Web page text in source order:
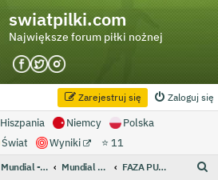
swiatpilki.com
Największe forum piłki nożnej
Zaloguj się
Zarejestruj się
Hiszpania Niemcy
Polska
Świat Wyniki ⭐ 11
Mundial - Archiwum Mundial 2018 Rosja FAZA PUCHAROWA